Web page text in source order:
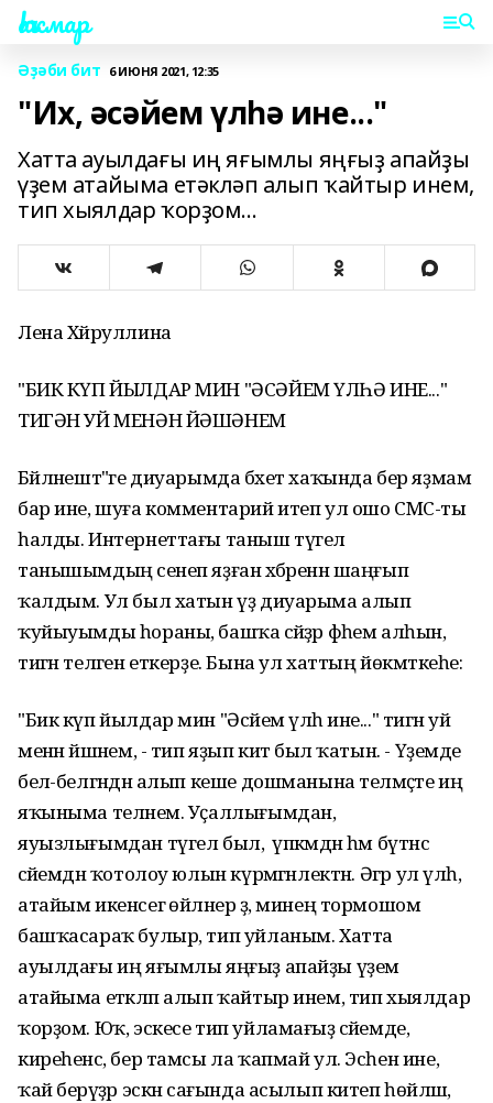
Һаҡмар
Әҙәби бит 6 ИЮНЯ 2021, 12:35
"Их, әсәйем үлһә ине..."
Хатта ауылдағы иң яғымлы яңғыҙ апайҙы
үҙем атайыма етәкләп алып ҡайтыр инем,
тип хыялдар ҡорҙом...
Лена Хәйруллина
"БИК КҮП ЙЫЛДАР МИН "ӘСӘЙЕМ ҮЛҺӘ ИНЕ..."
ТИГӘН УЙ МЕНӘН ЙӘШӘНЕМ
Бәйләнештә"ге диуарымда бәхет хаҡында бер яҙмам
бар ине, шуға комментарий итеп ул ошо СМС-ты
һалды. Интернеттағы таныш түгел
танышымдың әсенеп яҙған хәбәренән шаңғып
ҡалдым. Ул был хатын үҙ диуарыма алып
ҡуйыуымды һораны, башҡа әсәйҙәр фәһем алһын,
тигән теләген еткерҙе. Бына ул хаттың йөкмәткеһе:
"Бик күп йылдар мин "Әсәйем үлһә ине..." тигән уй
менән йәшәнем, - тип яҙып китә был ҡатын. - Үҙемде
белә-белгәндән алып кеше дошманына теләмәҫте иң
яҡыныма теләнем. Уҫаллығымдан,
яуызлығымдан түгел был, ә үпкәмдән һәм бүтәнсә
әсәйемдән ҡотолоу юлын күрмәгәнлектән. Әгәр ул үлһә,
атайым икенсегә өйләнер ҙә, минең тормошом
башҡасараҡ булыр, тип уйланым. Хатта
ауылдағы иң яғымлы яңғыҙ апайҙы үҙем
атайыма етәкләп алып ҡайтыр инем, тип хыялдар
ҡорҙом. Юҡ, эскесе тип уйламағыҙ әсәйемде,
киреһенсә, бер тамсы ла ҡапмай ул. Эсһен ине,
ҡай берәүҙәр эскән сағында асылып китеп һөйләшә,